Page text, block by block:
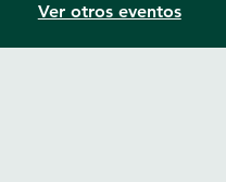
Ver otros eventos